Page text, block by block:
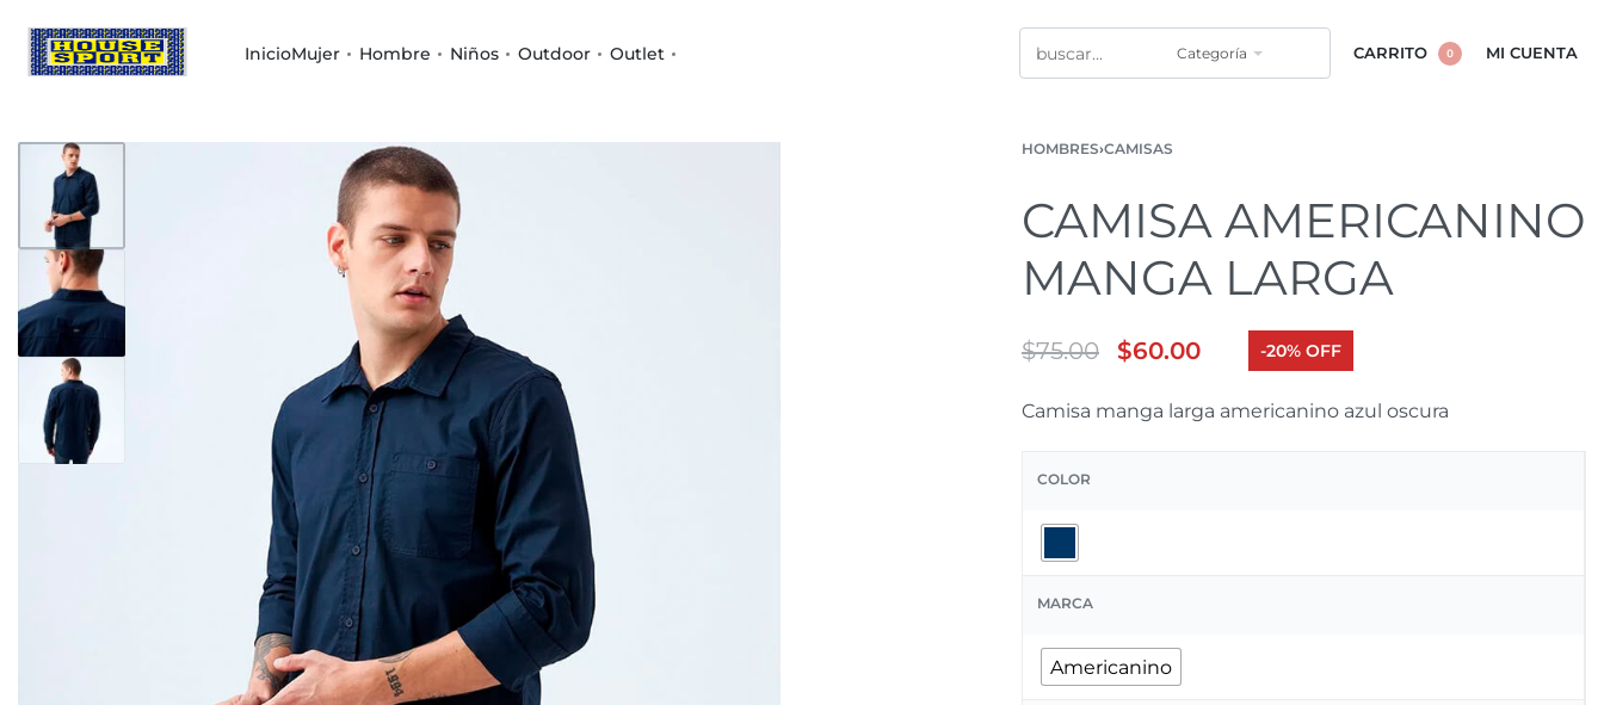
InicioMujer Hombre Niños Outdoor Outlet Categoría CARRITO 0 MI CUENTA
HOMBRES›CAMISAS
CAMISA AMERICANINO
MANGA LARGA
$75.00 $60.00 -20% OFF
Camisa manga larga americanino azul oscura
COLOR
MARCA
Americanino